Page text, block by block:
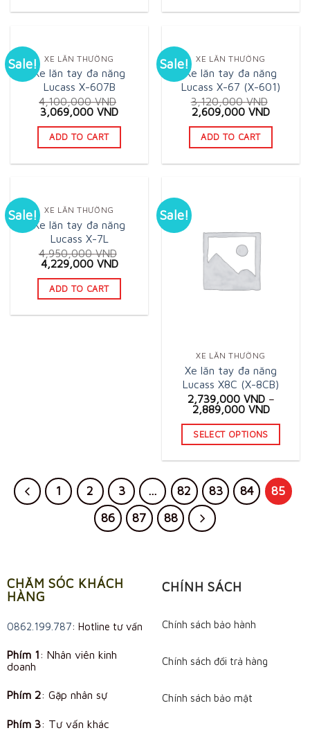
Sale! XE LĂN THƯỜNG
Xe lăn tay đa năng
Lucass X-607B
4,100,000VND
Original
was:
4,100,000 VND.
3,069,000 VNDCurrent
ADD TO CART
Sale! XE LĂN THƯỜNG
Xe lăn tay đa năng
Lucass X-67 (X-601)
3,120,000VND
Original
was:
3,120,000 VND.
2,609,000 VNDCurrent
ADD TO CART
Sale! XE LĂN THƯỜNG
Xe lăn tay đa năng
Lucass X-7L
4,950,000VND
Original
price
was:
4,950,000 VND.
4,229,000 VNDCurrent
is:
ADD TO CART
Sale!
XE LĂN THƯỜNG
Xe lăn tay đa năng
Lucass X8C (X-8CB)
2,739,000 VND–
2,889,000 VND
SELECT OPTIONS
has
multiple
be
on
product
1 2 3 … 82 83 84
85
86
87 88
CHĂM SÓC KHÁCH
HÀNG
0862.199.787: Hotline tư vấn
Phím 1: Nhân viên kinh
doanh
Phím 2: Gặp nhân sự
Phím 3: Tư vấn khác
CHÍNH SÁCH
Chính sách bảo hành
Chính sách đổi trả hàng
Chính sách bảo mật